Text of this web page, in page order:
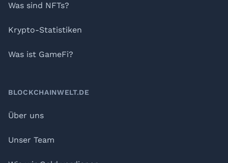
Was sind NFTs?
Krypto-Statistiken
Was ist GameFi?
BLOCKCHAINWELT.DE
Über uns
Unser Team